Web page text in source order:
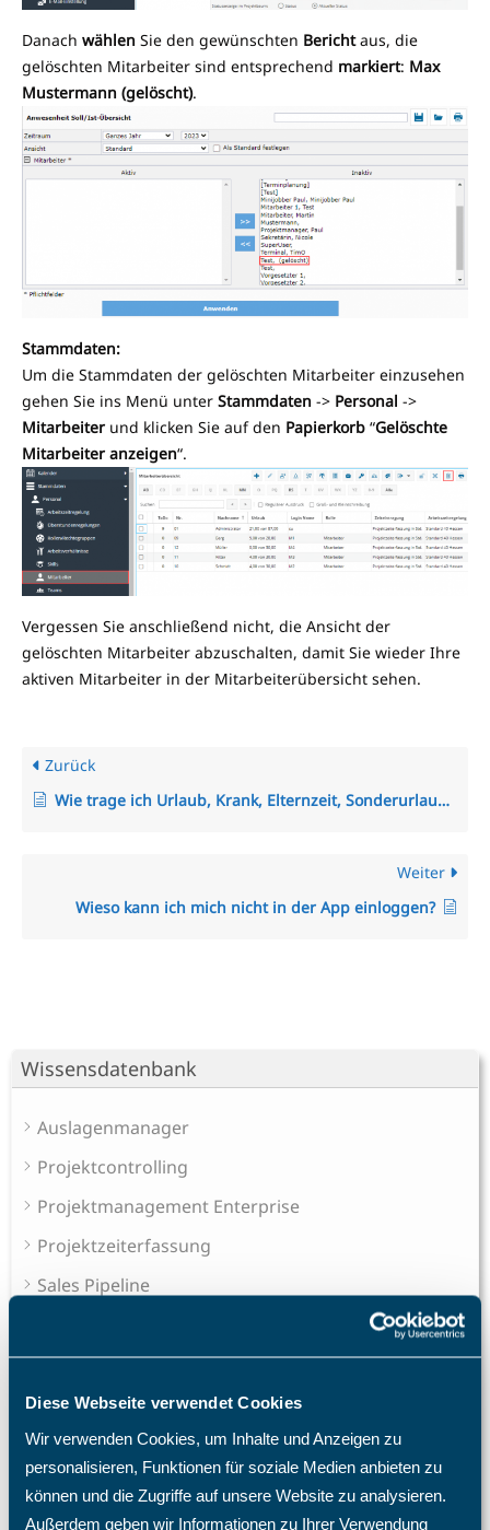
Diese Webseite verwendet Cookies
Wir verwenden Cookies, um Inhalte und Anzeigen zu
personalisieren, Funktionen für soziale Medien anbieten zu
können und die Zugriffe auf unsere Website zu analysieren.
Außerdem geben wir Informationen zu Ihrer Verwendung
Wissensdatenbank
Auslagenmanager
Projektcontrolling
Projektmanagement Enterprise
Projektzeiterfassung
Sales Pipeline
Spesenrechner - Reisekostenmanager
Teamkalender - Gruppenkalender
Ticketsystem - Issue tracker
Urlaubsplaner
Danach wählen Sie den gewünschten Berichtaus, die
gelöschten Mitarbeiter sind entsprechend markiert: Max
Mustermann (gelöscht).
Stammdaten:
Um die Stammdaten der gelöschten Mitarbeiter einzusehen
gehen Sie ins Menü unter Stammdaten -> Personal ->
Mitarbeiter und klicken Sie auf den Papierkorb “Gelöschte
Mitarbeiter anzeigen“.
Vergessen Sie anschließend nicht, die Ansicht der
gelöschten Mitarbeiter abzuschalten, damit Sie wieder Ihre
aktiven Mitarbeiter in der Mitarbeiterübersicht sehen.
Zurück
Wie trage ich Urlaub, Krank, Elternzeit, Sonderurlaub, etc. für einen Mitarbeiter ein?
Weiter
Wieso kann ich mich nicht in der App einloggen?